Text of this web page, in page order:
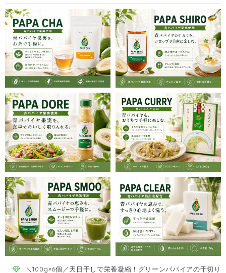
＼100g×6個／天日干しで栄養凝縮！グリーンパパイアの千切り